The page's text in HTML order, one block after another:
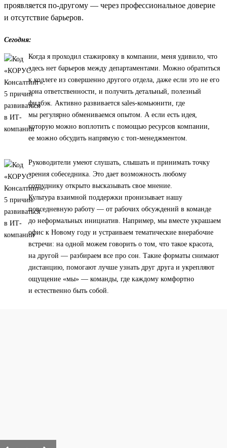
проявляется по-другому — через профессиональное доверие
и отсутствие барьеров.
Сегодня:
Когда я проходил стажировку в компании, меня удивило, что
здесь нет барьеров между департаментами. Можно обратиться
к коллеге из совершенно другого отдела, даже если это не его
зона ответственности, и получить детальный, полезный
фидбэк. Активно развивается sales-комьюнити, где
мы регулярно обмениваемся опытом. А если есть идея,
которую можно воплотить с помощью ресурсов компании,
ее можно обсудить напрямую с топ-менеджментом.
Руководители умеют слушать, слышать и принимать точку
зрения собеседника. Это дает возможность любому
сотруднику открыто высказывать свое мнение.
Культура взаимной поддержки пронизывает нашу
повседневную работу — от рабочих обсуждений в команде
до неформальных инициатив. Например, мы вместе украшаем
офис к Новому году и устраиваем тематические внерабочие
встречи: на одной можем говорить о том, что такое красота,
на другой — разбираем все про сон. Такие форматы снимают
дистанцию, помогают лучше узнать друг друга и укрепляют
ощущение «мы» — команды, где каждому комфортно
и естественно быть собой.